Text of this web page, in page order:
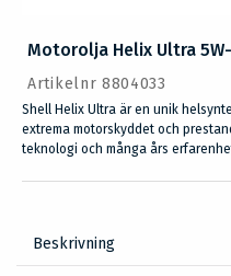
Motorolja Helix Ultra
Artikelnr 8804033
Shell Helix Ultra är en unik
extrema motorskyddet och
teknologi och många års
Beskrivning